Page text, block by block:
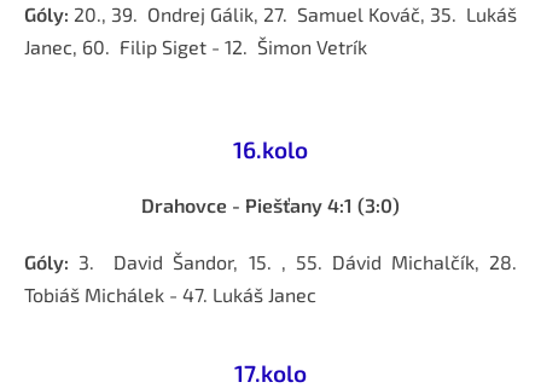
Góly: 20., 39. Ondrej Gálik, 27. Samuel Kováč, 35. Lukáš
Janec, 60. Filip Siget - 12. Šimon Vetrík
16.kolo
Drahovce - Piešťany 4:1 (3:0)
Góly: 3. David Šandor, 15. , 55. Dávid Michalčík, 28.
Tobiáš Michálek - 47. Lukáš Janec
17.kolo